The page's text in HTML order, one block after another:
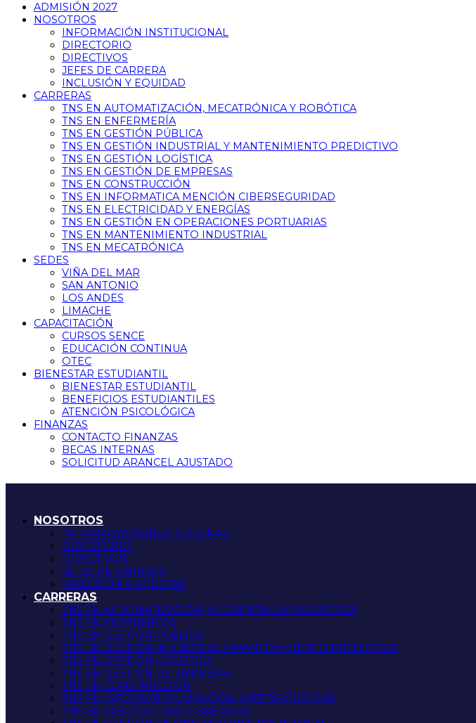
ADMISIÓN 2027
NOSOTROS
INFORMACIÓN INSTITUCIONAL
DIRECTORIO
DIRECTIVOS
JEFES DE CARRERA
INCLUSIÓN Y EQUIDAD
CARRERAS
TNS EN AUTOMATIZACIÓN, MECATRÓNICA Y ROBÓTICA
TNS EN ENFERMERÍA
TNS EN GESTIÓN PÚBLICA
TNS EN GESTIÓN INDUSTRIAL Y MANTENIMIENTO PREDICTIVO
TNS EN GESTIÓN LOGÍSTICA
TNS EN GESTIÓN DE EMPRESAS
TNS EN CONSTRUCCIÓN
TNS EN INFORMATICA MENCIÓN CIBERSEGURIDAD
TNS EN ELECTRICIDAD Y ENERGÍAS
TNS EN GESTIÓN EN OPERACIONES PORTUARIAS
TNS EN MANTENIMIENTO INDUSTRIAL
TNS EN MECATRÓNICA
SEDES
VIÑA DEL MAR
SAN ANTONIO
LOS ANDES
LIMACHE
CAPACITACIÓN
CURSOS SENCE
EDUCACIÓN CONTINUA
OTEC
BIENESTAR ESTUDIANTIL
BIENESTAR ESTUDIANTIL
BENEFICIOS ESTUDIANTILES
ATENCIÓN PSICOLÓGICA
FINANZAS
CONTACTO FINANZAS
BECAS INTERNAS
SOLICITUD ARANCEL AJUSTADO
NOSOTROS
INFORMACIÓN INSTITUCIONAL
DIRECTORIO
DIRECTIVOS
JEFES DE CARRERA
INCLUSIÓN Y EQUIDAD
CARRERAS
TNS EN AUTOMATIZACIÓN, MECATRÓNICA Y ROBÓTICA
TNS EN ENFERMERÍA
TNS EN GESTIÓN PÚBLICA
TNS EN GESTIÓN INDUSTRIAL Y MANTENIMIENTO PREDICTIVO
TNS EN GESTIÓN LOGÍSTICA
TNS EN GESTIÓN DE EMPRESAS
TNS EN CONSTRUCCIÓN
TNS EN INFORMATICA MENCIÓN CIBERSEGURIDAD
TNS EN ELECTRICIDAD Y ENERGÍAS